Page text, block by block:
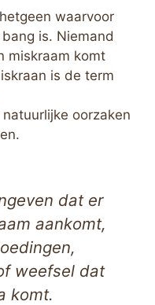
waarvoor
is. Niemand
miskraam komt
is de term
oorzaken
dat er
aankomt,
weefsel dat
komt.